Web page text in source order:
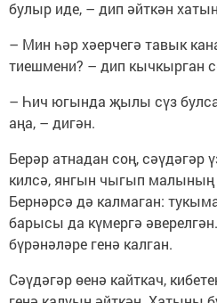
булыр иде, – дип әйткән
– Мин һәр хәерчегә тавык
тиешмени? – дип кычкырган
– Һич югында җылы сүз булса
аңа, – дигән.
Берәр атнадан соң, сәүдәгәр
килсә, янгын чыгып малының
Бернәрсә дә калмаган:
барысы да күмергә
бүрәнәләре генә калган.
Сәүдәгәр өенә кайткач,